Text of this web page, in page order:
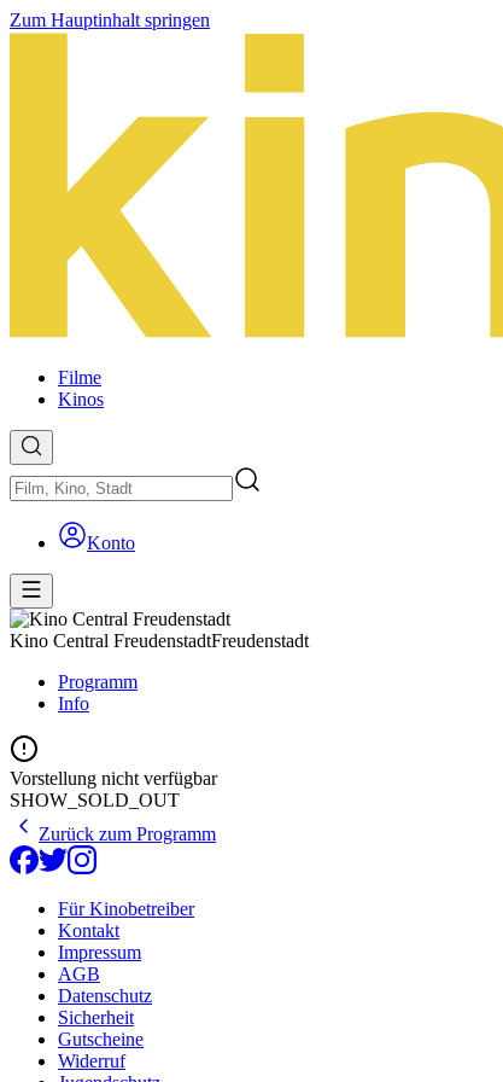
Zum Hauptinhalt springen
Filme
Kinos
Konto
Kino Central FreudenstadtFreudenstadt
Programm
Info
Vorstellung nicht verfügbar
SHOW_SOLD_OUT
Zurück zum Programm
Für Kinobetreiber
Kontakt
Impressum
AGB
Datenschutz
Sicherheit
Gutscheine
Widerruf